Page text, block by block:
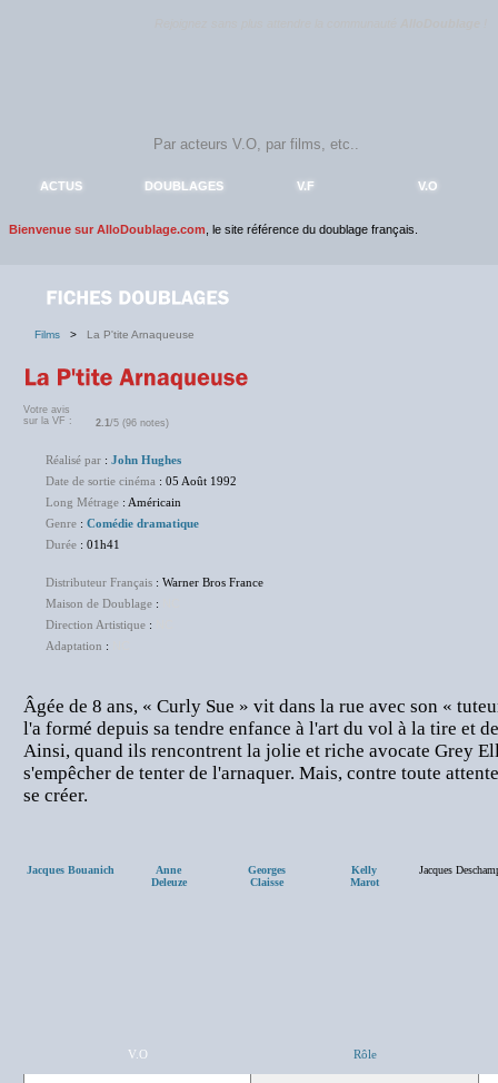
ACTUS DOUBLAGES V.F V.O
Bienvenue sur AlloDoublage.com , le site référence du doublage français.
Films > La P'tite Arnaqueuse
Votre avis
sur la VF :
2.1/5 (96 notes)
Réalisé par : John Hughes
Date de sortie cinéma : 05 Août 1992
Long Métrage : Américain
Genre : Comédie dramatique
Durée : 01h41
Distributeur Français : Warner Bros France
Maison de Doublage :
Direction Artistique :
Adaptation :
Âgée de 8 ans, « Curly Sue » vit dans la rue avec son «
l'a formé depuis sa tendre enfance à l'art du vol à la tire et
Ainsi, quand ils rencontrent la jolie et riche avocate Grey
s'empêcher de tenter de l'arnaquer. Mais, contre toute
se créer.
Jacques Bouanich
Anne
Deleuze
Georges
Claisse
Kelly
Marot
Jacques
V.O Rôle